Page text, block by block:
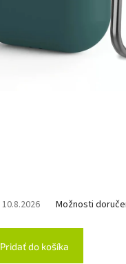
10.8.2026 Možnosti
Pridať do košíka